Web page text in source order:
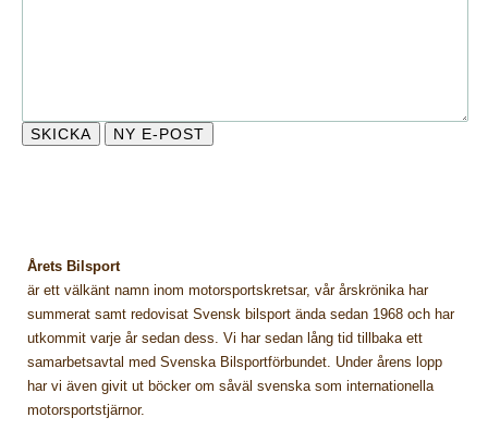
Årets Bilsport
är ett välkänt namn inom motorsportskretsar, vår årskrönika har
summerat samt redovisat Svensk bilsport ända sedan 1968 och har
utkommit varje år sedan dess. Vi har sedan lång tid tillbaka ett
samarbetsavtal med Svenska Bilsportförbundet. Under årens lopp
har vi även givit ut böcker om såväl svenska som internationella
motorsportstjärnor.